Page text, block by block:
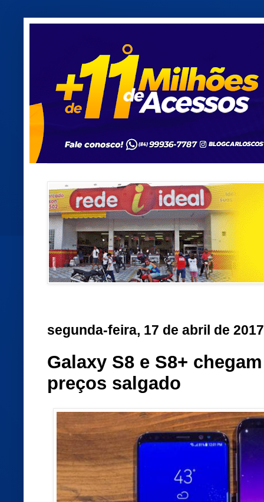
segunda-feira, 17 de abril de 2017
Galaxy S8 e S8+
preços salgado